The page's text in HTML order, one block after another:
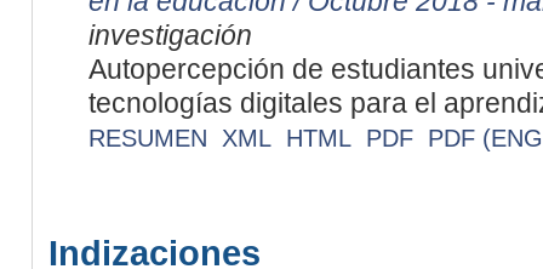
investigación
Autopercepción de estudiantes
tecnologías digitales para el
RESUMEN XML HTML PDF PDF
Indizaciones